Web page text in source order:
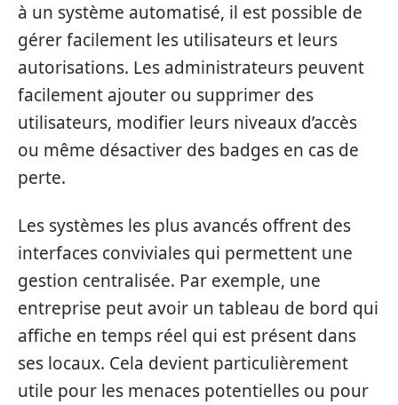
à un système automatisé, il est possible de
gérer facilement les utilisateurs et leurs
autorisations. Les administrateurs peuvent
facilement ajouter ou supprimer des
utilisateurs, modifier leurs niveaux d’accès
ou même désactiver des badges en cas de
perte.
Les systèmes les plus avancés offrent des
interfaces conviviales qui permettent une
gestion centralisée. Par exemple, une
entreprise peut avoir un tableau de bord qui
affiche en temps réel qui est présent dans
ses locaux. Cela devient particulièrement
utile pour les menaces potentielles ou pour